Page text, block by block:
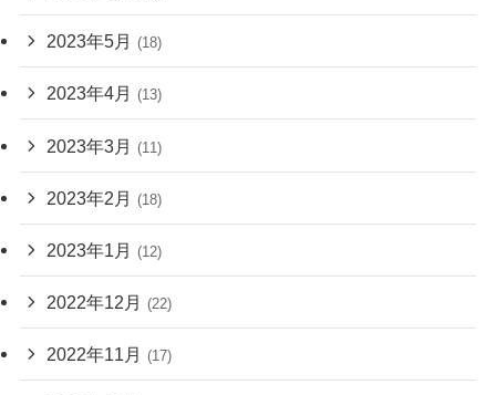
2023年5月 (18)
2023年4月 (13)
2023年3月 (11)
2023年2月 (18)
2023年1月 (12)
2022年12月 (22)
2022年11月 (17)